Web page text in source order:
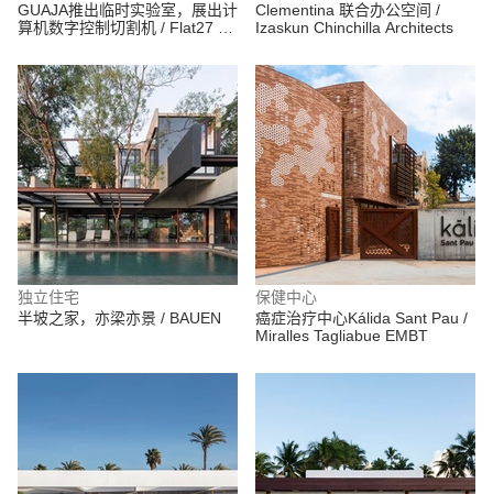
GUAJA推出临时实验室，展出计
算机数字控制切割机 / Flat27 +
Pedro Haruf
Clementina 联合办公空间 /
Izaskun Chinchilla Architects
独立住宅
半坡之家，亦梁亦景 / BAUEN
保健中心
癌症治疗中心Kálida Sant Pau /
Miralles Tagliabue EMBT